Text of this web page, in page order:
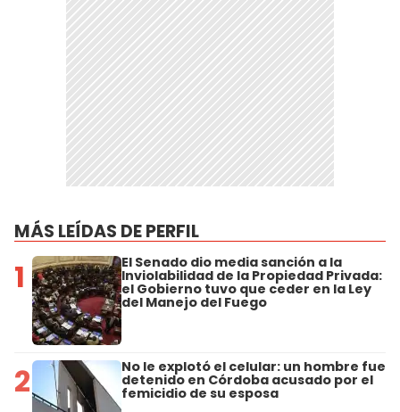
MÁS LEÍDAS DE PERFIL
1 El Senado dio media sanción a la
Inviolabilidad de la Propiedad Privada:
el Gobierno tuvo que ceder en la Ley
del Manejo del Fuego
2 No le explotó el celular: un hombre fue
detenido en Córdoba acusado por el
femicidio de su esposa